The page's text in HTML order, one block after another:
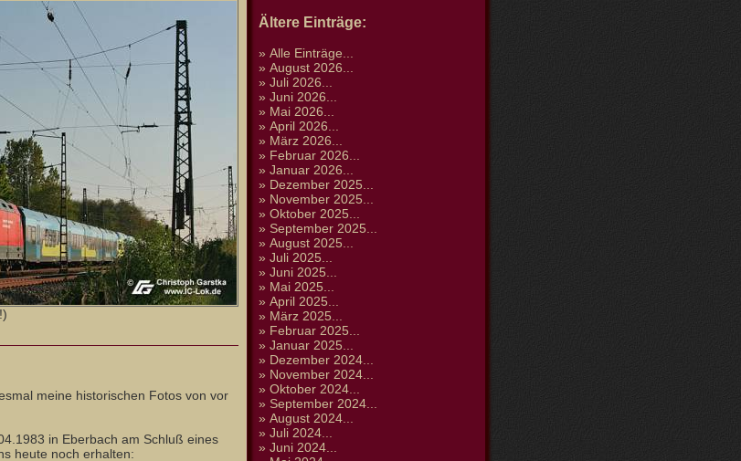
Ältere Einträge:
» Alle Einträge...
» August 2026...
» Juli 2026...
» Juni 2026...
» Mai 2026...
» April 2026...
» März 2026...
» Februar 2026...
» Januar 2026...
» Dezember 2025...
» November 2025...
» Oktober 2025...
» September 2025...
» August 2025...
» Juli 2025...
» Juni 2025...
» Mai 2025...
» April 2025...
» März 2025...
» Februar 2025...
» Januar 2025...
» Dezember 2024...
» November 2024...
» Oktober 2024...
» September 2024...
» August 2024...
» Juli 2024...
» Juni 2024...
meine historischen Fotos von vor
in Eberbach am Schluß eines
heute noch erhalten: